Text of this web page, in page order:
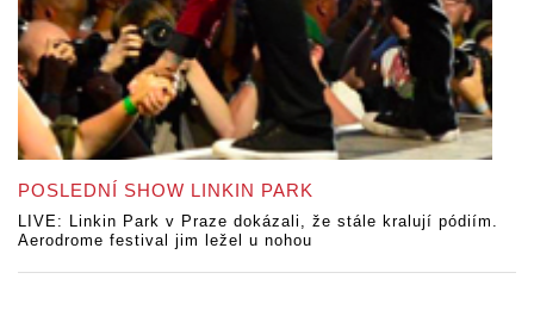
POSLEDNÍ SHOW LINKIN PARK
LIVE: Linkin Park v Praze dokázali, že stále kralují pódiím.
Aerodrome festival jim ležel u nohou